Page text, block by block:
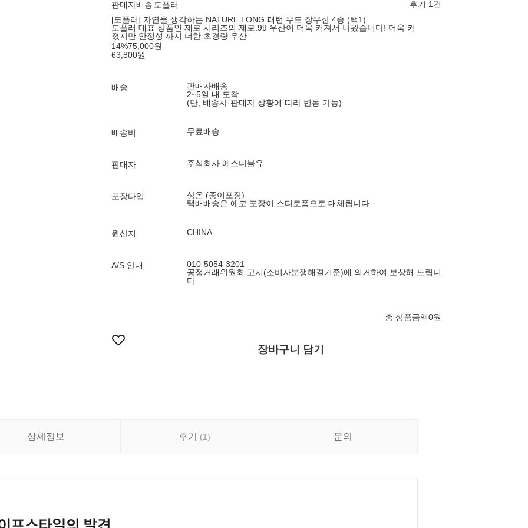
판매자배송 도플러
후기 1건
[도플러] 자연을 생각하는 NATURE LONG 패턴 우드 장우산 4종 (택1)
도플러 대표 상품인 제로 시리즈의 제로.99 우산이 더욱 커져서 나왔습니다! 더욱 커
졌지만 안정성 까지 더한 초경량 우산
14%75,000원
63,800원
배송
판매자배송
2~5일 내 도착
(단, 배송사·판매자 상황에 따라 변동 가능)
배송비 무료배송
판매자 주식회사 에스더블유
포장타입
상온 (종이포장)
택배배송은 에코 포장이 스티로폼으로 대체됩니다.
원산지 CHINA
A/S 안내
010-5054-3201
공정거래위원회 고시(소비자분쟁해결기준)에 의거하여 보상해 드립니
다.
총 상품금액0원
장바구니 담기
상세정보 후기 (1) 문의